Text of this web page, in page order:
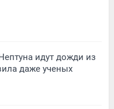
идут дожди из
даже ученых